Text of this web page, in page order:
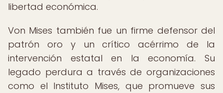
libertad económica.
Von Mises también fue un firme defensor del
patrón oro y un crítico acérrimo de la
intervención estatal en la economía. Su
legado perdura a través de organizaciones
como el Instituto Mises, que promueve sus